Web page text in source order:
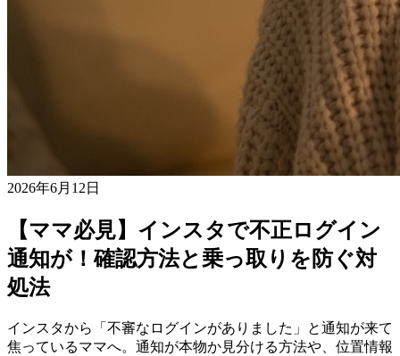
2026年6月12日
【ママ必見】インスタで不正ログイン
通知が！確認方法と乗っ取りを防ぐ対
処法
インスタから「不審なログインがありました」と通知が来て
焦っているママへ。通知が本物か見分ける方法や、位置情報